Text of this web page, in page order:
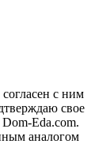
согласен с ним
свое
Dom-Eda.com.
аналогом